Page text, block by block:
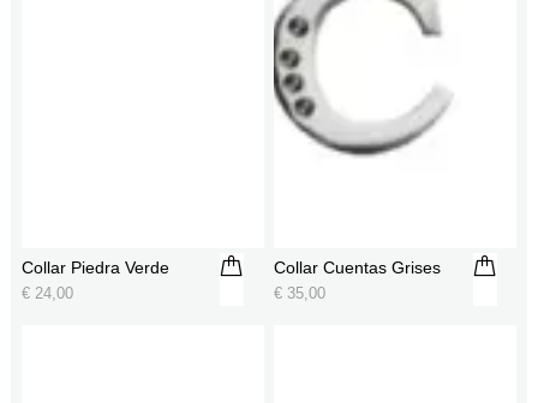
Collar Piedra Verde
€24,00
Collar Cuentas Grises
€ 35,00